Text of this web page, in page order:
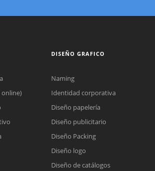
online)
DISEÑO GRAFICO
Naming
Identidad corporativa
Diseño papelería
Diseño publicitario
Diseño Packing
Diseño logo
Diseño de catálogos